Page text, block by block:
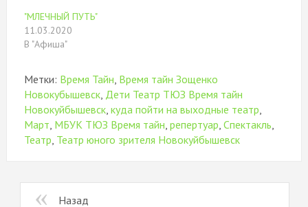
"МЛЕЧНЫЙ ПУТЬ"
11.03.2020
В "Афиша"
Метки: Время Тайн Время тайн Зощенко
Новокубышевск, Дети Театр ТЮЗ Время тайн
Новокуйбышевск, куда пойти на выходные театр
Март МБУК ТЮЗ Время тайн репертуар Спектакль
Театр Театр юного зрителя Новокуйбышевск
Назад